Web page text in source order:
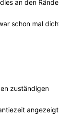
an den
schon mal
zuständigen
angezeigt